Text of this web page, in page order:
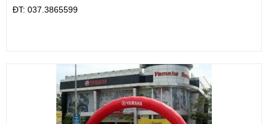
ÐT: 037.3865599